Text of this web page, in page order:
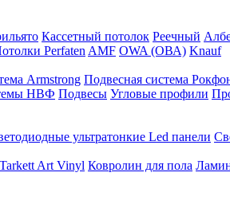
Кассетный потолок Реечный
Perfaten AMF OWA (ОВА) Knauf
Armstrong Подвесная система
НВФ Подвесы Угловые профили
ультратонкие Led панели
Art Vinyl Ковролин для пола